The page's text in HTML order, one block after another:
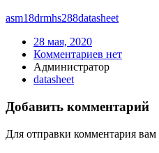
asm18drmhs288datasheet
28 мая, 2020
Комментариев нет
Администратор
datasheet
Добавить комментарий
Для отправки комментария